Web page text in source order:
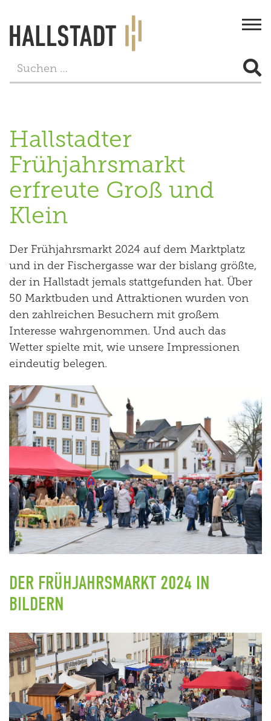
LEBEN
FREIZEIT
TOURISMUS
WIRTSCHAFT
Hallstadter
Frühjahrsmarkt
erfreute Groß und
Klein
Der Frühjahrsmarkt 2024 auf dem Marktplatz
und in der Fischergasse war der bislang größte,
der in Hallstadt jemals stattgefunden hat. Über
50 Marktbuden und Attraktionen wurden von
den zahlreichen Besuchern mit großem
Interesse wahrgenommen. Und auch das
Wetter spielte mit, wie unsere Impressionen
eindeutig belegen.
DER FRÜHJAHRSMARKT 2024 IN
BILDERN